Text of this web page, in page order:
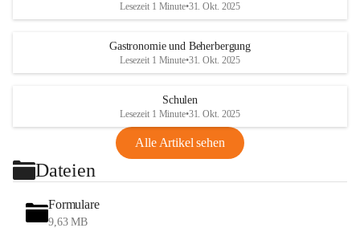
Lesezeit 1 Minute•31. Okt. 2025
Gastronomie und Beherbergung
Lesezeit 1 Minute•31. Okt. 2025
Schulen
Lesezeit 1 Minute•31. Okt. 2025
Alle Artikel sehen
Dateien
Formulare
9,63 MB